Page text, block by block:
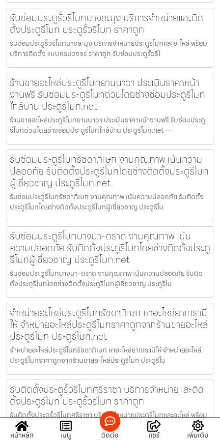
รับซ่อมประตูรั้วรีโมทบางละมุง บริการจำหน่ายและติด
ตั้งประตูรีโมท ประตูรั้วรีโมท ราคาถูก
รับซ่อมประตูรั้วรีโมทบางละมุง บริการจำหน่ายประตูรีโมทและอะไหล่ พร้อม
บริการติดตั้ง แบบครบวงจร ราคาถูก รับซ่อมประตูรั้วรีโ
ร้านขายอะไหล่ประตูรีโมทยานนาวา ประเมินราคาหน้า
งานฟรี รับซ่อมประตูรีโมทด่วนโดยช่างซ่อมประตูรีโมท
ใกล้บ้าน ประตูรีโมท.net
ร้านขายอะไหล่ประตูรีโมทยานนาวา ประเมินราคาหน้างานฟรี รับซ่อมประตู
รีโมทด่วนโดยช่างซ่อมประตูรีโมทใกล้บ้าน ประตูรีโมท.net —
รับซ่อมประตูรีโมทรัชดาภิเษก งานคุณภาพ เน้นความ
ปลอดภัย รับติดตั้งประตูรีโมทโดยช่างติดตั้งประตูรีโมท
ผู้เชี่ยวชาญ ประตูรีโมท.net
รับซ่อมประตูรีโมทรัชดาภิเษก งานคุณภาพ เน้นความปลอดภัย รับติดตั้ง
ประตูรีโมทโดยช่างติดตั้งประตูรีโมทผู้เชี่ยวชาญ ประตูรีโม
รับซ่อมประตูรีโมทบางนา-ตราด งานคุณภาพ เน้น
ความปลอดภัย รับติดตั้งประตูรีโมทโดยช่างติดตั้งประตู
รีโมทผู้เชี่ยวชาญ ประตูรีโมท.net
รับซ่อมประตูรีโมทบางนา-ตราด งานคุณภาพ เน้นความปลอดภัย รับติด
ตั้งประตูรีโมทโดยช่างติดตั้งประตูรีโมทผู้เชี่ยวชาญ ประตูรีโม
จำหน่ายอะไหล่ประตูรีโมทรัชดาภิเษก หาอะไหล่ยากเรามี
ให้ จำหน่ายอะไหล่ประตูรีโมทราคาถูกจากร้านขายอะไหล่
ประตูรีโมท ประตูรีโมท.net
จำหน่ายอะไหล่ประตูรีโมทรัชดาภิเษก หาอะไหล่ยากเรามีให้ จำหน่ายอะไหล่
ประตูรีโมทราคาถูกจากร้านขายอะไหล่ประตูรีโมท ประตูรีโม
รับติดตั้งประตูรั้วรีโมทศรีราชา บริการจำหน่ายและติด
ตั้งประตูรีโมท ประตูรั้วรีโมท ราคาถูก
รับติดตั้งประตูรั้วรีโมทศรีราชา บริการจำหน่ายประตูรีโมทและอะไหล่ พร้อม
บริการติดตั้ง แบบครบวงจร ราคาถูก รับติดตั้งประตูรั
หน้าหลัก
เมนู ติดต่อ แชร์ เพิ่มเติม